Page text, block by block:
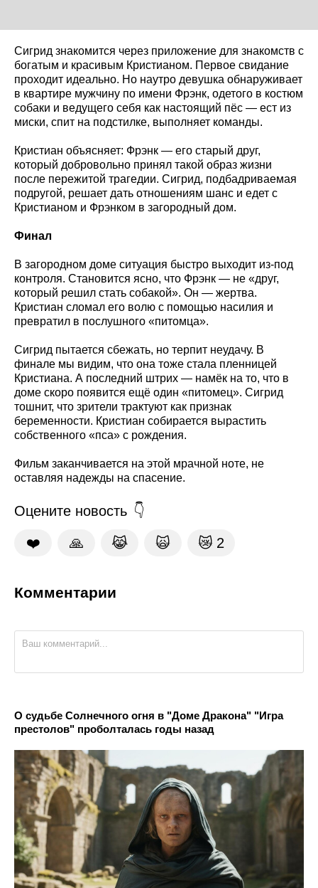
Сигрид знакомится через приложение для знакомств с
богатым и красивым Кристианом. Первое свидание
проходит идеально. Но наутро девушка обнаруживает
в квартире мужчину по имени Фрэнк, одетого в костюм
собаки и ведущего себя как настоящий пёс — ест из
миски, спит на подстилке, выполняет команды.
Кристиан объясняет: Фрэнк — его старый друг,
который добровольно принял такой образ жизни
после пережитой трагедии. Сигрид, подбадриваемая
подругой, решает дать отношениям шанс и едет с
Кристианом и Фрэнком в загородный дом.
Финал
В загородном доме ситуация быстро выходит из-под
контроля. Становится ясно, что Фрэнк — не «друг,
который решил стать собакой». Он — жертва.
Кристиан сломал его волю с помощью насилия и
превратил в послушного «питомца».
Сигрид пытается сбежать, но терпит неудачу. В
финале мы видим, что она тоже стала пленницей
Кристиана. А последний штрих — намёк на то, что в
доме скоро появится ещё один «питомец». Сигрид
тошнит, что зрители трактуют как признак
беременности. Кристиан собирается вырастить
собственного «пса» с рождения.
Фильм заканчивается на этой мрачной ноте, не
оставляя надежды на спасение.
Оцените новость
❤️ 🙏 😹 🙀 😿 2
Комментарии
О судьбе Солнечного огня в "Доме Дракона" "Игра
престолов" проболталась годы назад